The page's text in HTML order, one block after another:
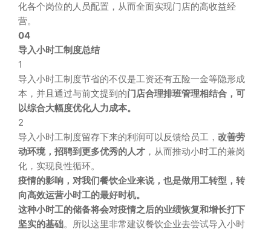
化各个岗位的人员配置，从而全面实现门店的高收益经
营。
04
导入小时工制度总结
1
导入小时工制度节省的不仅是工资还有五险一金等隐形成
本，并且通过与前文提到的门店合理排班管理相结合，可
以综合大幅度优化人力成本。
2
导入小时工制度留存下来的利润可以反馈给员工， 改善劳
动环境，招聘到更多优秀的人才 ，从而推动小时工的兼岗
化，实现良性循环。
疫情的影响，对我们餐饮企业来说，也是做用工转型，转
向高效运营小时工的最好时机。
这种小时工的储备将会对疫情之后的业绩恢复和增长打下
坚实的基础。所以这里非常建议餐饮企业去尝试导入小时